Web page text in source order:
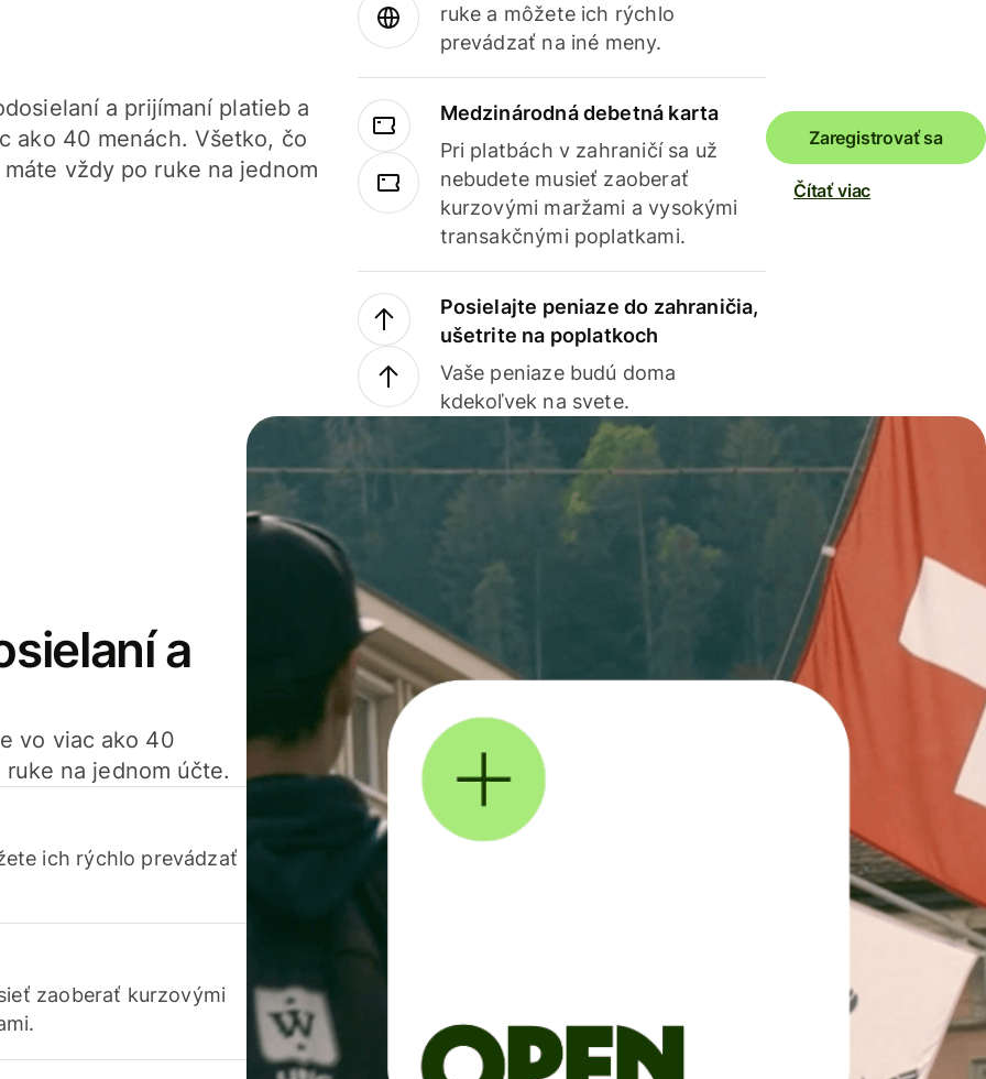
a prijímaní platieb a
ako 40 menách. Všetko, čo
vždy po ruke na jednom
ruke a môžete ich rýchlo
prevádzať na iné meny.
Medzinárodná debetná karta
Pri platbách v zahraničí sa už
nebudete musieť zaoberať
kurzovými maržami a vysokými
transakčnými poplatkami.
Posielajte peniaze do zahraničia,
ušetrite na poplatkoch
Vaše peniaze budú doma
kdekoľvek na svete.
Zaregistrovať sa
Čítať viac
a
vo viac ako 40
na jednom účte.
ich rýchlo prevádzať
zaoberať kurzovými